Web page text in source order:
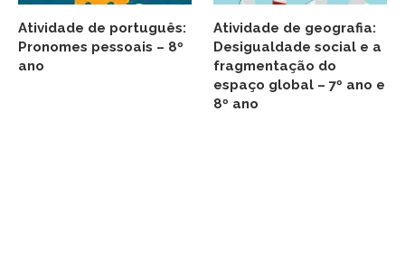
Atividade de português:
Pronomes pessoais – 8º
ano
Atividade de geografia:
Desigualdade social e a
fragmentação do
espaço global – 7º ano e
8º ano